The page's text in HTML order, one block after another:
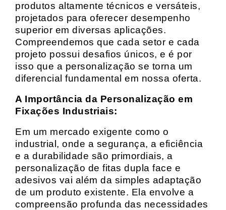
produtos altamente técnicos e versáteis,
projetados para oferecer desempenho
superior em diversas aplicações.
Compreendemos que cada setor e cada
projeto possui desafios únicos, e é por
isso que a personalização se torna um
diferencial fundamental em nossa oferta.
A Importância da Personalização em
Fixações Industriais:
Em um mercado exigente como o
industrial, onde a segurança, a eficiência
e a durabilidade são primordiais, a
personalização de fitas dupla face e
adesivos vai além da simples adaptação
de um produto existente. Ela envolve a
compreensão profunda das necessidades